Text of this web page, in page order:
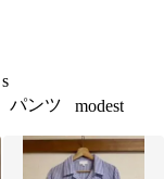
s
パンツ modest